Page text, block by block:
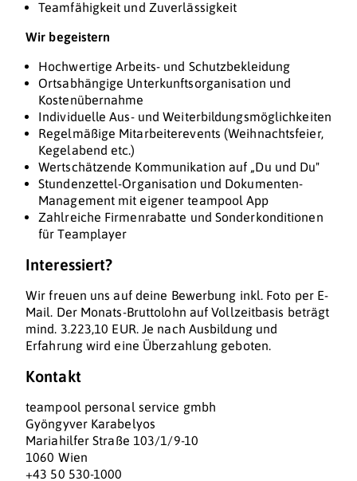
Teamfähigkeit und Zuverlässigkeit
Wir begeistern
Hochwertige Arbeits- und Schutzbekleidung
Ortsabhängige Unterkunftsorganisation und
Kostenübernahme
Individuelle Aus- und Weiterbildungsmöglichkeiten
Regelmäßige Mitarbeiterevents (Weihnachtsfeier,
Kegelabend etc.)
Wertschätzende Kommunikation auf „Du und Du"
Stundenzettel-Organisation und Dokumenten-
Management mit eigener teampool App
Zahlreiche Firmenrabatte und Sonderkonditionen
für Teamplayer
Interessiert?
Wir freuen uns auf deine Bewerbung inkl. Foto per E-
Mail. Der Monats-Bruttolohn auf Vollzeitbasis beträgt
mind. 3.223,10 EUR. Je nach Ausbildung und
Erfahrung wird eine Überzahlung geboten.
Kontakt
teampool personal service gmbh
Gyöngyver Karabelyos
Mariahilfer Straße 103/1/9-10
1060 Wien
+43 50 530-1000